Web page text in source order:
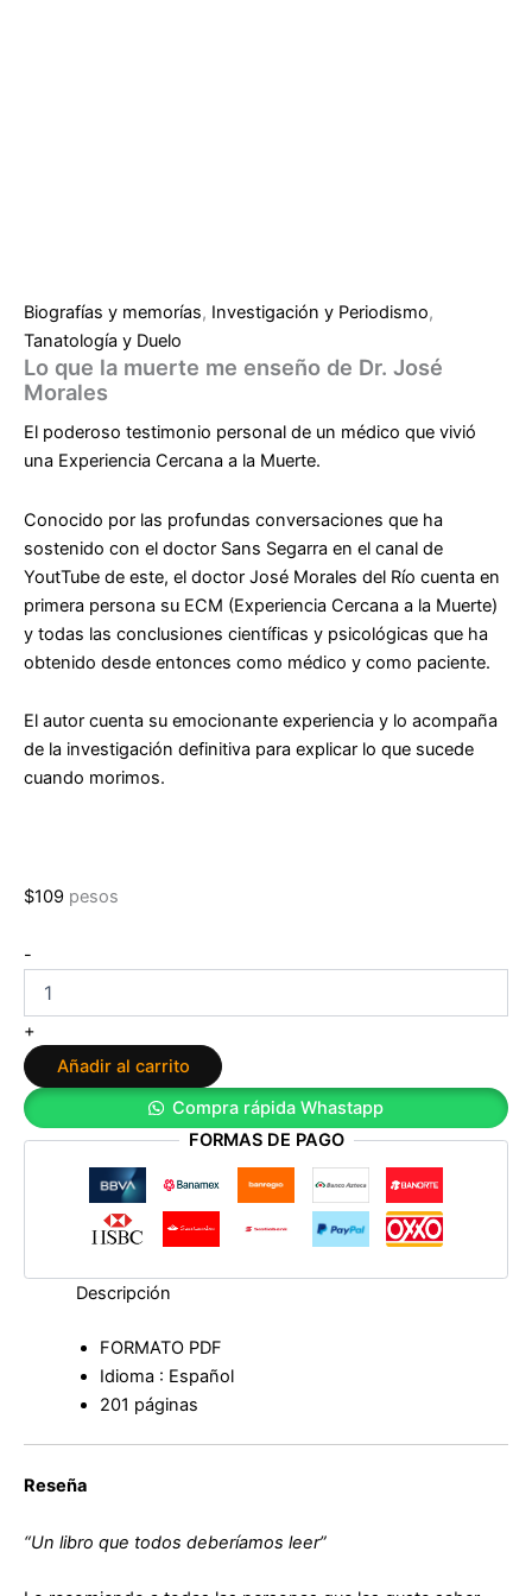
Biografías y memorías, Investigación y Periodismo,
Tanatología y Duelo
Lo que la muerte me enseño de Dr. José
Morales
El poderoso testimonio personal de un médico que vivió
una Experiencia Cercana a la Muerte.
Conocido por las profundas conversaciones que ha
sostenido con el doctor Sans Segarra en el canal de
YoutTube de este, el doctor José Morales del Río cuenta en
primera persona su ECM (Experiencia Cercana a la Muerte)
y todas las conclusiones científicas y psicológicas que ha
obtenido desde entonces como médico y como paciente.
El autor cuenta su emocionante experiencia y lo acompaña
de la investigación definitiva para explicar lo que sucede
cuando morimos.
$109 pesos
-
que
muerte
me
enseño
de
José
Morales
+
Añadir al carrito
Compra rápida Whastapp
FORMAS DE PAGO
Descripción
FORMATO PDF
Idioma : Español
201 páginas
Reseña
“Un libro que todos deberíamos leer”